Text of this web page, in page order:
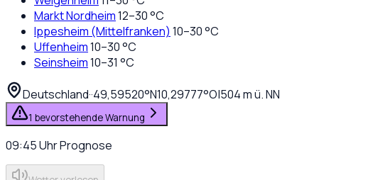
Markt Nordheim12–30°C
Ippesheim (Mittelfranken) 10–30°C
Uffenheim10–30°C
Seinsheim10–31 °C
Deutschland··49,59520°N10,29777°O|504m ü. NN
1 bevorstehende Warnung
09:45UhrPrognose